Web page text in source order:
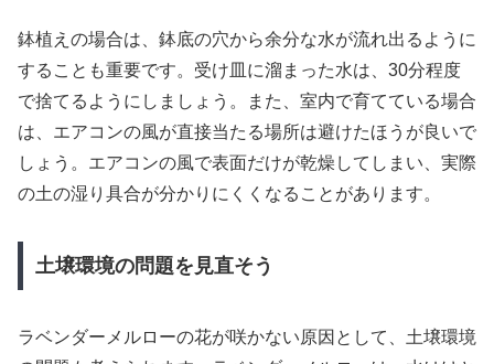
鉢植えの場合は、鉢底の穴から余分な水が流れ出るように
することも重要です。受け皿に溜まった水は、30分程度
で捨てるようにしましょう。また、室内で育てている場合
は、エアコンの風が直接当たる場所は避けたほうが良いで
しょう。エアコンの風で表面だけが乾燥してしまい、実際
の土の湿り具合が分かりにくくなることがあります。
土壌環境の問題を見直そう
ラベンダーメルローの花が咲かない原因として、土壌環境